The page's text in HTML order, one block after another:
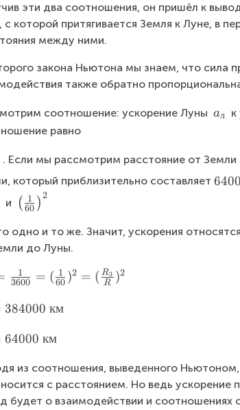
эти два соотношения, он пришёл к
с которой притягивается Земля к Луне, в
между ними.
закона Ньютона мы знаем, что сила
также обратно
соотношение: ускорение Луны a
aл
равно
. Если мы рассмотрим расстояние от
который приблизительно составляет \
4
6400
и
\
e
f
(
f
a
{
1
}
( 60
1 )2
одно и то же. Значит, ускорения
до Луны.
3600
1 = ( 60
1 )2 = ( R
R3 )2
384000 км
64000 км
из соотношения, выведенного
с расстоянием. Но ведь
будет о взаимодействии и соотношениях